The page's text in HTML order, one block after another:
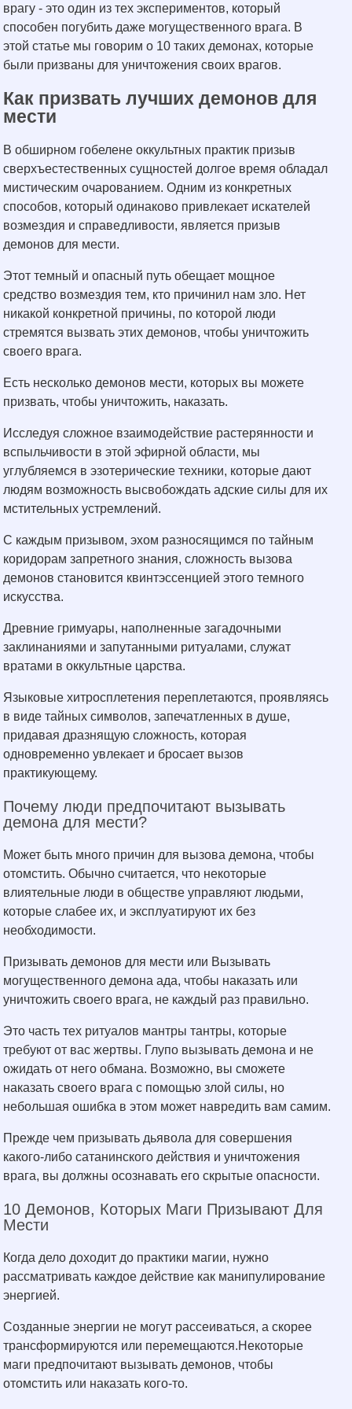
врагу - это один из тех экспериментов, который
способен погубить даже могущественного врага. В
этой статье мы говорим о 10 таких демонах, которые
были призваны для уничтожения своих врагов.
Как призвать лучших демонов для
мести
В обширном гобелене оккультных практик призыв
сверхъестественных сущностей долгое время обладал
мистическим очарованием. Одним из конкретных
способов, который одинаково привлекает искателей
возмездия и справедливости, является призыв
демонов для мести.
Этот темный и опасный путь обещает мощное
средство возмездия тем, кто причинил нам зло. Нет
никакой конкретной причины, по которой люди
стремятся вызвать этих демонов, чтобы уничтожить
своего врага.
Есть несколько демонов мести, которых вы можете
призвать, чтобы уничтожить, наказать.
Исследуя сложное взаимодействие растерянности и
вспыльчивости в этой эфирной области, мы
углубляемся в эзотерические техники, которые дают
людям возможность высвобождать адские силы для их
мстительных устремлений.
С каждым призывом, эхом разносящимся по тайным
коридорам запретного знания, сложность вызова
демонов становится квинтэссенцией этого темного
искусства.
Древние гримуары, наполненные загадочными
заклинаниями и запутанными ритуалами, служат
вратами в оккультные царства.
Языковые хитросплетения переплетаются, проявляясь
в виде тайных символов, запечатленных в душе,
придавая дразнящую сложность, которая
одновременно увлекает и бросает вызов
практикующему.
Почему люди предпочитают вызывать
демона для мести?
Может быть много причин для вызова демона, чтобы
отомстить. Обычно считается, что некоторые
влиятельные люди в обществе управляют людьми,
которые слабее их, и эксплуатируют их без
необходимости.
Призывать демонов для мести или Вызывать
могущественного демона ада, чтобы наказать или
уничтожить своего врага, не каждый раз правильно.
Это часть тех ритуалов мантры тантры, которые
требуют от вас жертвы. Глупо вызывать демона и не
ожидать от него обмана. Возможно, вы сможете
наказать своего врага с помощью злой силы, но
небольшая ошибка в этом может навредить вам самим.
Прежде чем призывать дьявола для совершения
какого-либо сатанинского действия и уничтожения
врага, вы должны осознавать его скрытые опасности.
10 Демонов, Которых Маги Призывают Для
Мести
Когда дело доходит до практики магии, нужно
рассматривать каждое действие как манипулирование
энергией.
Созданные энергии не могут рассеиваться, а скорее
трансформируются или перемещаются.Некоторые
маги предпочитают вызывать демонов, чтобы
отомстить или наказать кого-то.